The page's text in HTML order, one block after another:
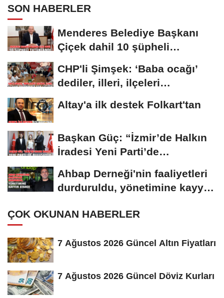
SON HABERLER
Menderes Belediye Başkanı
Çiçek dahil 10 şüpheli
CHP'li Şimşek: ‘Baba ocağı’
dediler, illeri, ilçeleri
Altay'a ilk destek Folkart'tan
Başkan Güç: “İzmir’de Halkın
İradesi Yeni Parti’de
Ahbap Derneği'nin faaliyetleri
durduruldu, yönetimine kayyım
ÇOK OKUNAN HABERLER
7 Ağustos 2026 Güncel Altın Fiyatları
7 Ağustos 2026 Güncel Döviz Kurları